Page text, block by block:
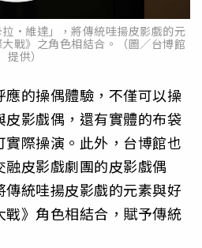
•維達」，將傳統哇揚皮影戲的元
戰》之角色相結合。（圖／台博館
提供）
的操偶體驗，不僅可以操
影戲偶，還有實體的布袋
際操演。此外，台博館也
皮影戲劇團的皮影戲偶
傳統哇揚皮影戲的元素與好
》角色相結合，賦予傳統